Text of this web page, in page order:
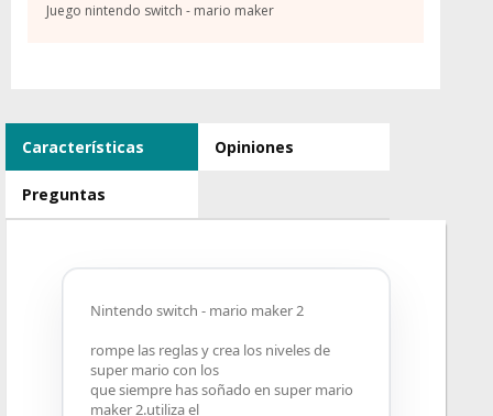
Juego nintendo switch - mario maker
Características Opiniones
Preguntas
Nintendo switch - mario maker 2
rompe las reglas y crea los niveles de
super mario con los
que siempre has soñado en super mario
maker 2.utiliza el